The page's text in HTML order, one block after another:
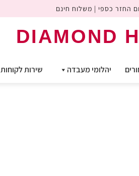
DIAMOND
יהלומי מעבדה שירות לקוחות